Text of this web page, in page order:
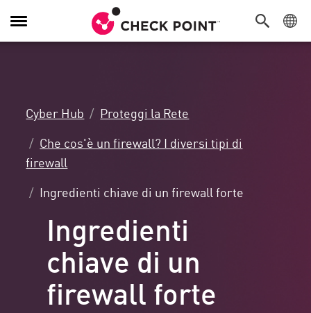
Attiva/Disattiva
navigazione
Cyber Hub
Proteggi la Rete
Che cos'è un firewall? I diversi tipi di
firewall
Ingredienti chiave di un firewall forte
Ingredienti
chiave di un
firewall forte